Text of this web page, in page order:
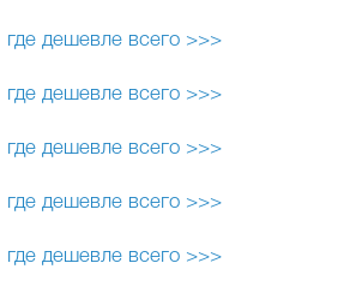
где дешевле всего >>>
где дешевле всего >>>
где дешевле всего >>>
где дешевле всего >>>
где дешевле всего >>>